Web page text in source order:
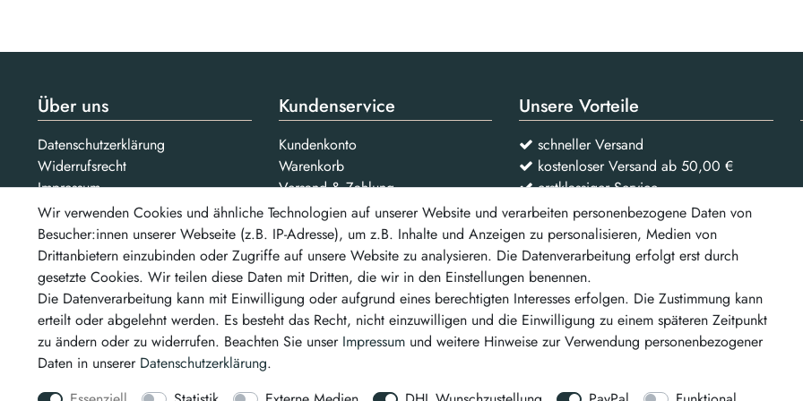
Über uns
Datenschutzerklärung
Widerrufsrecht
Impressum
AGB
Jobs
Unsere Partner
Kundenservice
Kundenkonto
Warenkorb
Versand & Zahlung
Kontakt
Bezahlarten
...und weitere
Unsere Vorteile
schneller Versand
kostenloser Versand ab 50,00 €
erstklassiger Service
Vertrag widerrufen
Wir verwenden Cookies und ähnliche Technologien auf unserer Website und verarbeiten personenbezogene Daten von
Besucher:innen unserer Webseite (z.B. IP-Adresse), um z.B. Inhalte und Anzeigen zu personalisieren, Medien von
Drittanbietern einzubinden oder Zugriffe auf unsere Website zu analysieren. Die Datenverarbeitung erfolgt erst durch
gesetzte Cookies. Wir teilen diese Daten mit Dritten, die wir in den Einstellungen benennen.
Die Datenverarbeitung kann mit Einwilligung oder aufgrund eines berechtigten Interesses erfolgen. Die Zustimmung kann
erteilt oder abgelehnt werden. Es besteht das Recht, nicht einzuwilligen und die Einwilligung zu einem späteren Zeitpunkt
zu ändern oder zu widerrufen. Beachten Sie unser Impressumund weitere Hinweise zur Verwendung personenbezogener
Daten in unserer Daten­schutz­erklärung.